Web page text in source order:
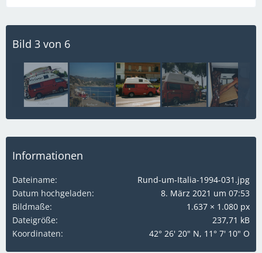
Bild 3 von 6
Informationen
Dateiname
Rund-um-Italia-1994-031.jpg
Datum hochgeladen
8. März 2021 um 07:53
Bildmaße
1.637 × 1.080 px
Dateigröße
237,71 kB
Koordinaten
42° 26' 20" N, 11° 7' 10" O